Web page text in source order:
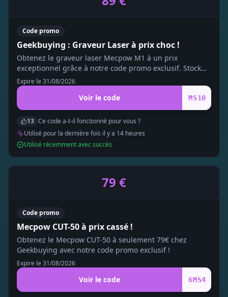
Code promo
Geekbuying : Graveur Laser à prix choc !
Obtenez le graveur laser Mecpow M1 à un prix
exceptionnel grâce à notre code promo exclusif. Stock
limité !
Expire le 31/08/2026
Voir le code MS10
13 Ce code a-t-il fonctionné pour vous ?
Utilisé pour la dernière fois il y a 14 heures
Utilisé récemment avec succès
79 €
Code promo
Mecpow CUT-50 à prix cassé !
Obtenez le Mecpow CUT-50 à seulement 79€ chez
Geekbuying avec notre code promo exclusif !
Expire le 31/08/2026
Voir le code 6MS4